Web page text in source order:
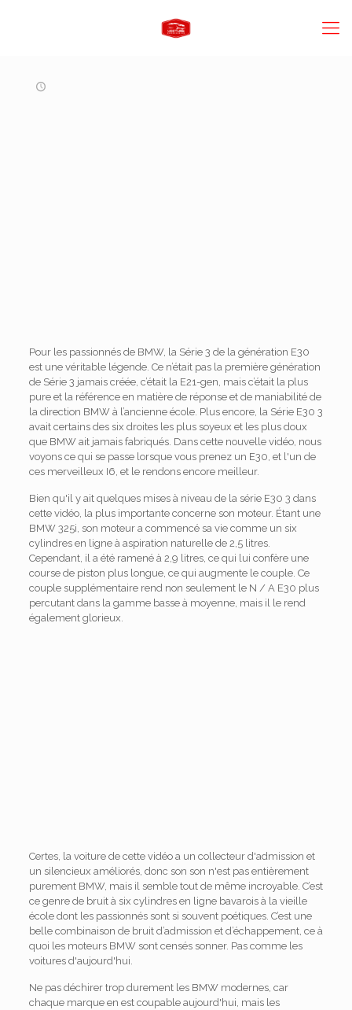
Pour les passionnés de BMW, la Série 3 de la génération E30
est une véritable légende. Ce n’était pas la première génération
de Série 3 jamais créée, c’était la E21-gen, mais c’était la plus
pure et la référence en matière de réponse et de maniabilité de
la direction BMW à l’ancienne école. Plus encore, la Série E30 3
avait certains des six droites les plus soyeux et les plus doux
que BMW ait jamais fabriqués. Dans cette nouvelle vidéo, nous
voyons ce qui se passe lorsque vous prenez un E30, et l'un de
ces merveilleux I6, et le rendons encore meilleur.
Bien qu'il y ait quelques mises à niveau de la série E30 3 dans
cette vidéo, la plus importante concerne son moteur. Étant une
BMW 325i, son moteur a commencé sa vie comme un six
cylindres en ligne à aspiration naturelle de 2,5 litres.
Cependant, il a été ramené à 2,9 litres, ce qui lui confère une
course de piston plus longue, ce qui augmente le couple. Ce
couple supplémentaire rend non seulement le N / A E30 plus
percutant dans la gamme basse à moyenne, mais il le rend
également glorieux.
Certes, la voiture de cette vidéo a un collecteur d'admission et
un silencieux améliorés, donc son son n'est pas entièrement
purement BMW, mais il semble tout de même incroyable. C’est
ce genre de bruit à six cylindres en ligne bavarois à la vieille
école dont les passionnés sont si souvent poétiques. C’est une
belle combinaison de bruit d’admission et d’échappement, ce à
quoi les moteurs BMW sont censés sonner. Pas comme les
voitures d'aujourd'hui.
Ne pas déchirer trop durement les BMW modernes, car
chaque marque en est coupable aujourd'hui, mais les